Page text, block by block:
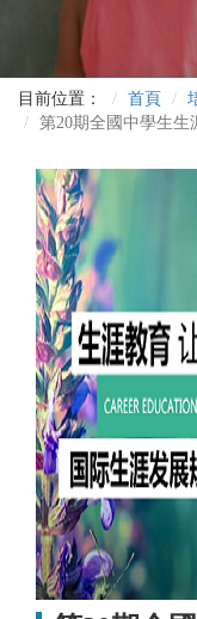
目前位置： 首頁
第20期全國中學生生